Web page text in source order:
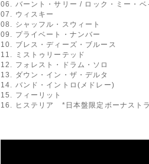
06. バーント・サリー / ロック・ミー・ベ
07. ウィスキー
08. シャッフル・スウィート
09. プライベート・ナンバー
10. ブレス・ディーズ・ブルース
11. ミストゥリーテッド
12. フォレスト・ドラム・ソロ
13. ダウン・イン・ザ・デルタ
14. バンド・イントロ(メドレー)
15. フィーリット
16. ヒステリア *日本盤限定ボーナスト